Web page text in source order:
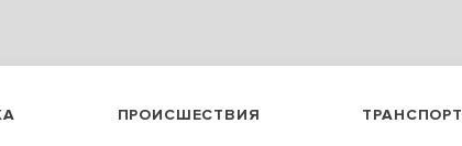
ПРОИСШЕСТВИЯ ТРАНСПОРТ